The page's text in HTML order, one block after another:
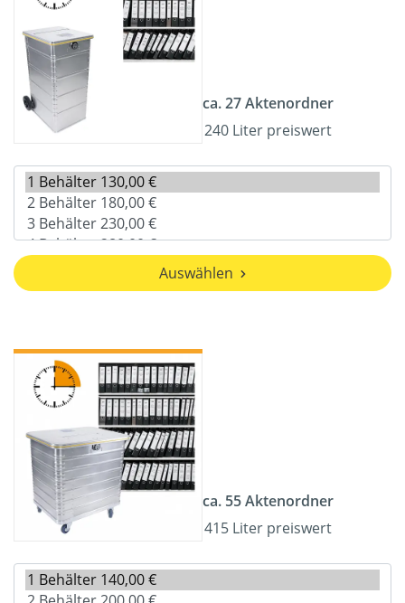
ca. 27 Aktenordner
240 Liter preiswert
Auswählen
ca. 55 Aktenordner
415 Liter preiswert